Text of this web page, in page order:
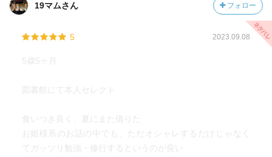
19マムさん フォロー
5 2023.09.08
5歳5ヶ月
図書館にて本人セレクト
食いつき良く、夏にまた借りた
お姫様系のお話の中でも、ただオシャレするだけじゃなく
てガッツリ勉強・修行するというのが良い